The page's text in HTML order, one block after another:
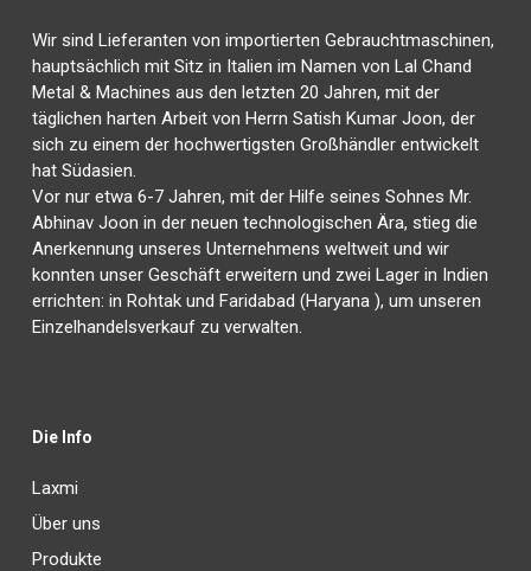
Wir sind Lieferanten von importierten Gebrauchtmaschinen,
hauptsächlich mit Sitz in Italien im Namen von Lal Chand
Metal & Machines aus den letzten 20 Jahren, mit der
täglichen harten Arbeit von Herrn Satish Kumar Joon, der
sich zu einem der hochwertigsten Großhändler entwickelt
hat Südasien.
Vor nur etwa 6-7 Jahren, mit der Hilfe seines Sohnes Mr.
Abhinav Joon in der neuen technologischen Ära, stieg die
Anerkennung unseres Unternehmens weltweit und wir
konnten unser Geschäft erweitern und zwei Lager in Indien
errichten: in Rohtak und Faridabad (Haryana ), um unseren
Einzelhandelsverkauf zu verwalten.
Die Info
Laxmi
Über uns
Produkte